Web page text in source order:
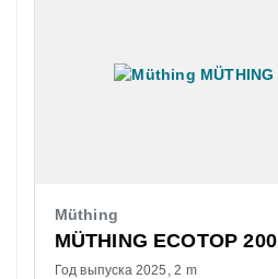
Müthing
MÜTHING ECOTOP 200
Год выпуска 2025 2 m